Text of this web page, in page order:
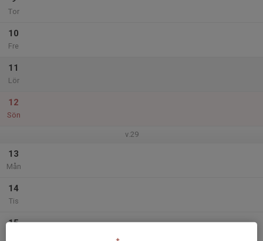
Tor
10
Fre
11
Lör
12
Sön
v.29
13
Mån
14
Tis
15